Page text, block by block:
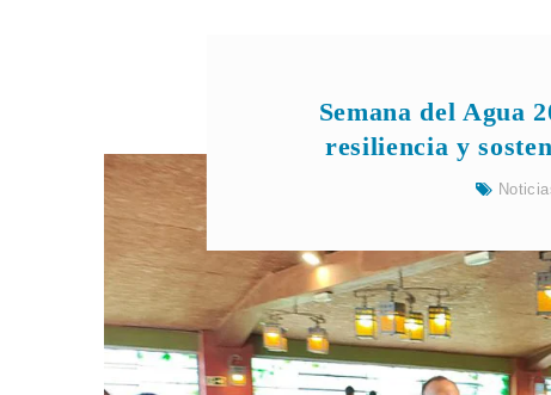
Semana del Agua
resiliencia y